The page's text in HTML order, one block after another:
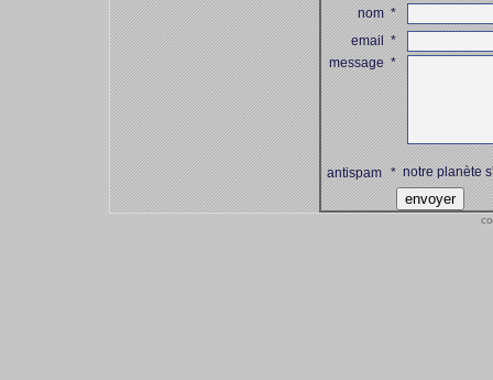
nom*
email*
message*
antispam *notre planète